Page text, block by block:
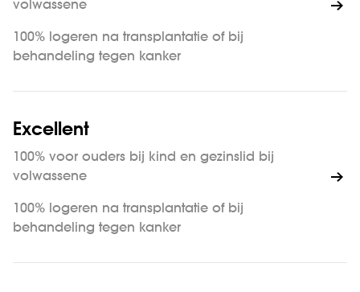
volwassene
100% logeren na transplantatie of bij
behandeling tegen kanker
Excellent
100% voor ouders bij kind en gezinslid bij
volwassene
100% logeren na transplantatie of bij
behandeling tegen kanker